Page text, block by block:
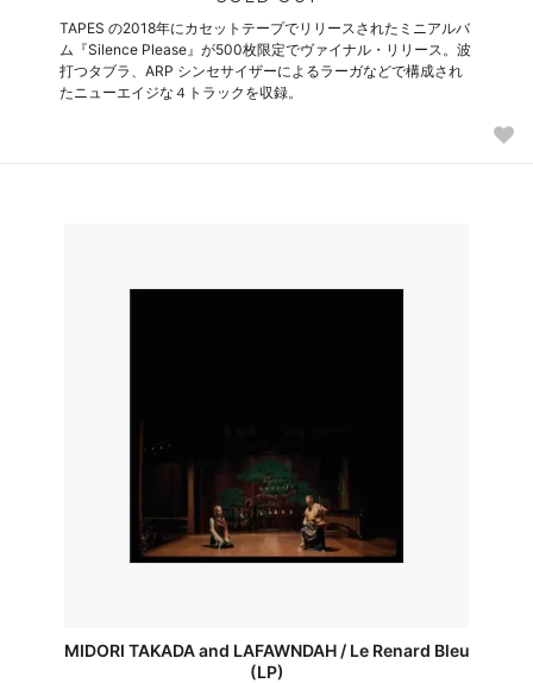
TAPES の2018年にカセットテープでリリースされたミニアルバ
ム『Silence Please』が500枚限定でヴァイナル・リリース。波
打つタブラ、ARP シンセサイザーによるラーガなどで構成され
たニューエイジな４トラックを収録。
MIDORI TAKADA and LAFAWNDAH / Le Renard Bleu
(LP)